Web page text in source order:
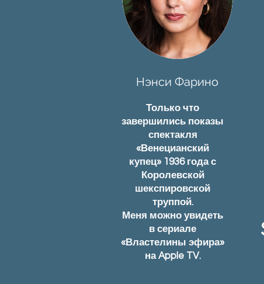
Нэнси Фарино
Только что
завершились показы
спектакля
«Венецианский
купец» 1936 года с
Королевской
шекспировской
труппой.
Меня можно увидеть
в сериале
«Властелины эфира»
на Apple TV.